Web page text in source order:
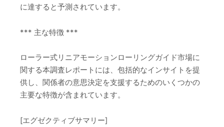
に達すると予測されています。
*** 主な特徴 ***
ローラー式リニアモーションローリングガイド市場に
関する本調査レポートには、包括的なインサイトを提
供し、関係者の意思決定を支援するためのいくつかの
主要な特徴が含まれています。
[エグゼクティブサマリー]